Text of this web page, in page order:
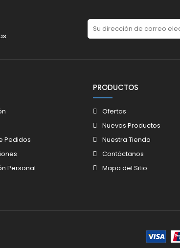
Pedidos
Personal
PRODUCTOS
Ofertas
Nuevos Productos
Nuestra Tienda
Contáctanos
Mapa del Sitio